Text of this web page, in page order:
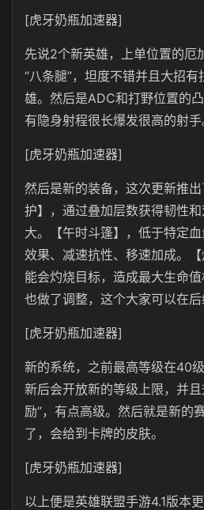
[虎牙奶瓶加速器]
先说2个新英雄，上单位置的厄
“八条腿”，坦度不错并且大招有
雄。然后是ADC和打野位置的
有隐身射程很长爆发很高的射手
[虎牙奶瓶加速器]
然后是新的装备，这次更新推
护】，通过叠加层数获得韧性
大。【午时斗篷】，低于特定
效果、减速抗性、移速加成。
能会灼烧目标，造成最大生命
也做了调整，这个大家可以在后
[虎牙奶瓶加速器]
新的系统，之前最高等级在40
新后会开放新的等级上限，并
励”，有点高级。然后就是新的
了，会给到卡牌的皮肤。
[虎牙奶瓶加速器]
以上便是英雄联盟手游4.1版本